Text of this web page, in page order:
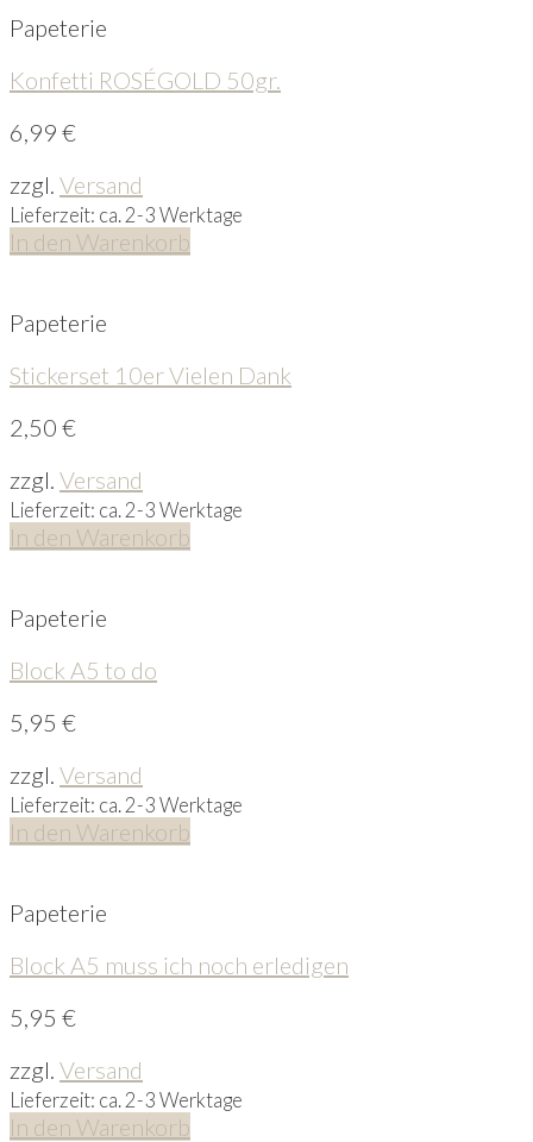
Papeterie
Konfetti ROSÉGOLD 50gr.
6,99 €
zzgl. Versand
Lieferzeit: ca. 2-3 Werktage
In den Warenkorb
Papeterie
Stickerset 10er Vielen Dank
2,50 €
zzgl. Versand
Lieferzeit: ca. 2-3 Werktage
In den Warenkorb
Papeterie
Block A5 to do
5,95 €
zzgl. Versand
Lieferzeit: ca. 2-3 Werktage
In den Warenkorb
Papeterie
Block A5 muss ich noch erledigen
5,95 €
zzgl. Versand
Lieferzeit: ca. 2-3 Werktage
In den Warenkorb